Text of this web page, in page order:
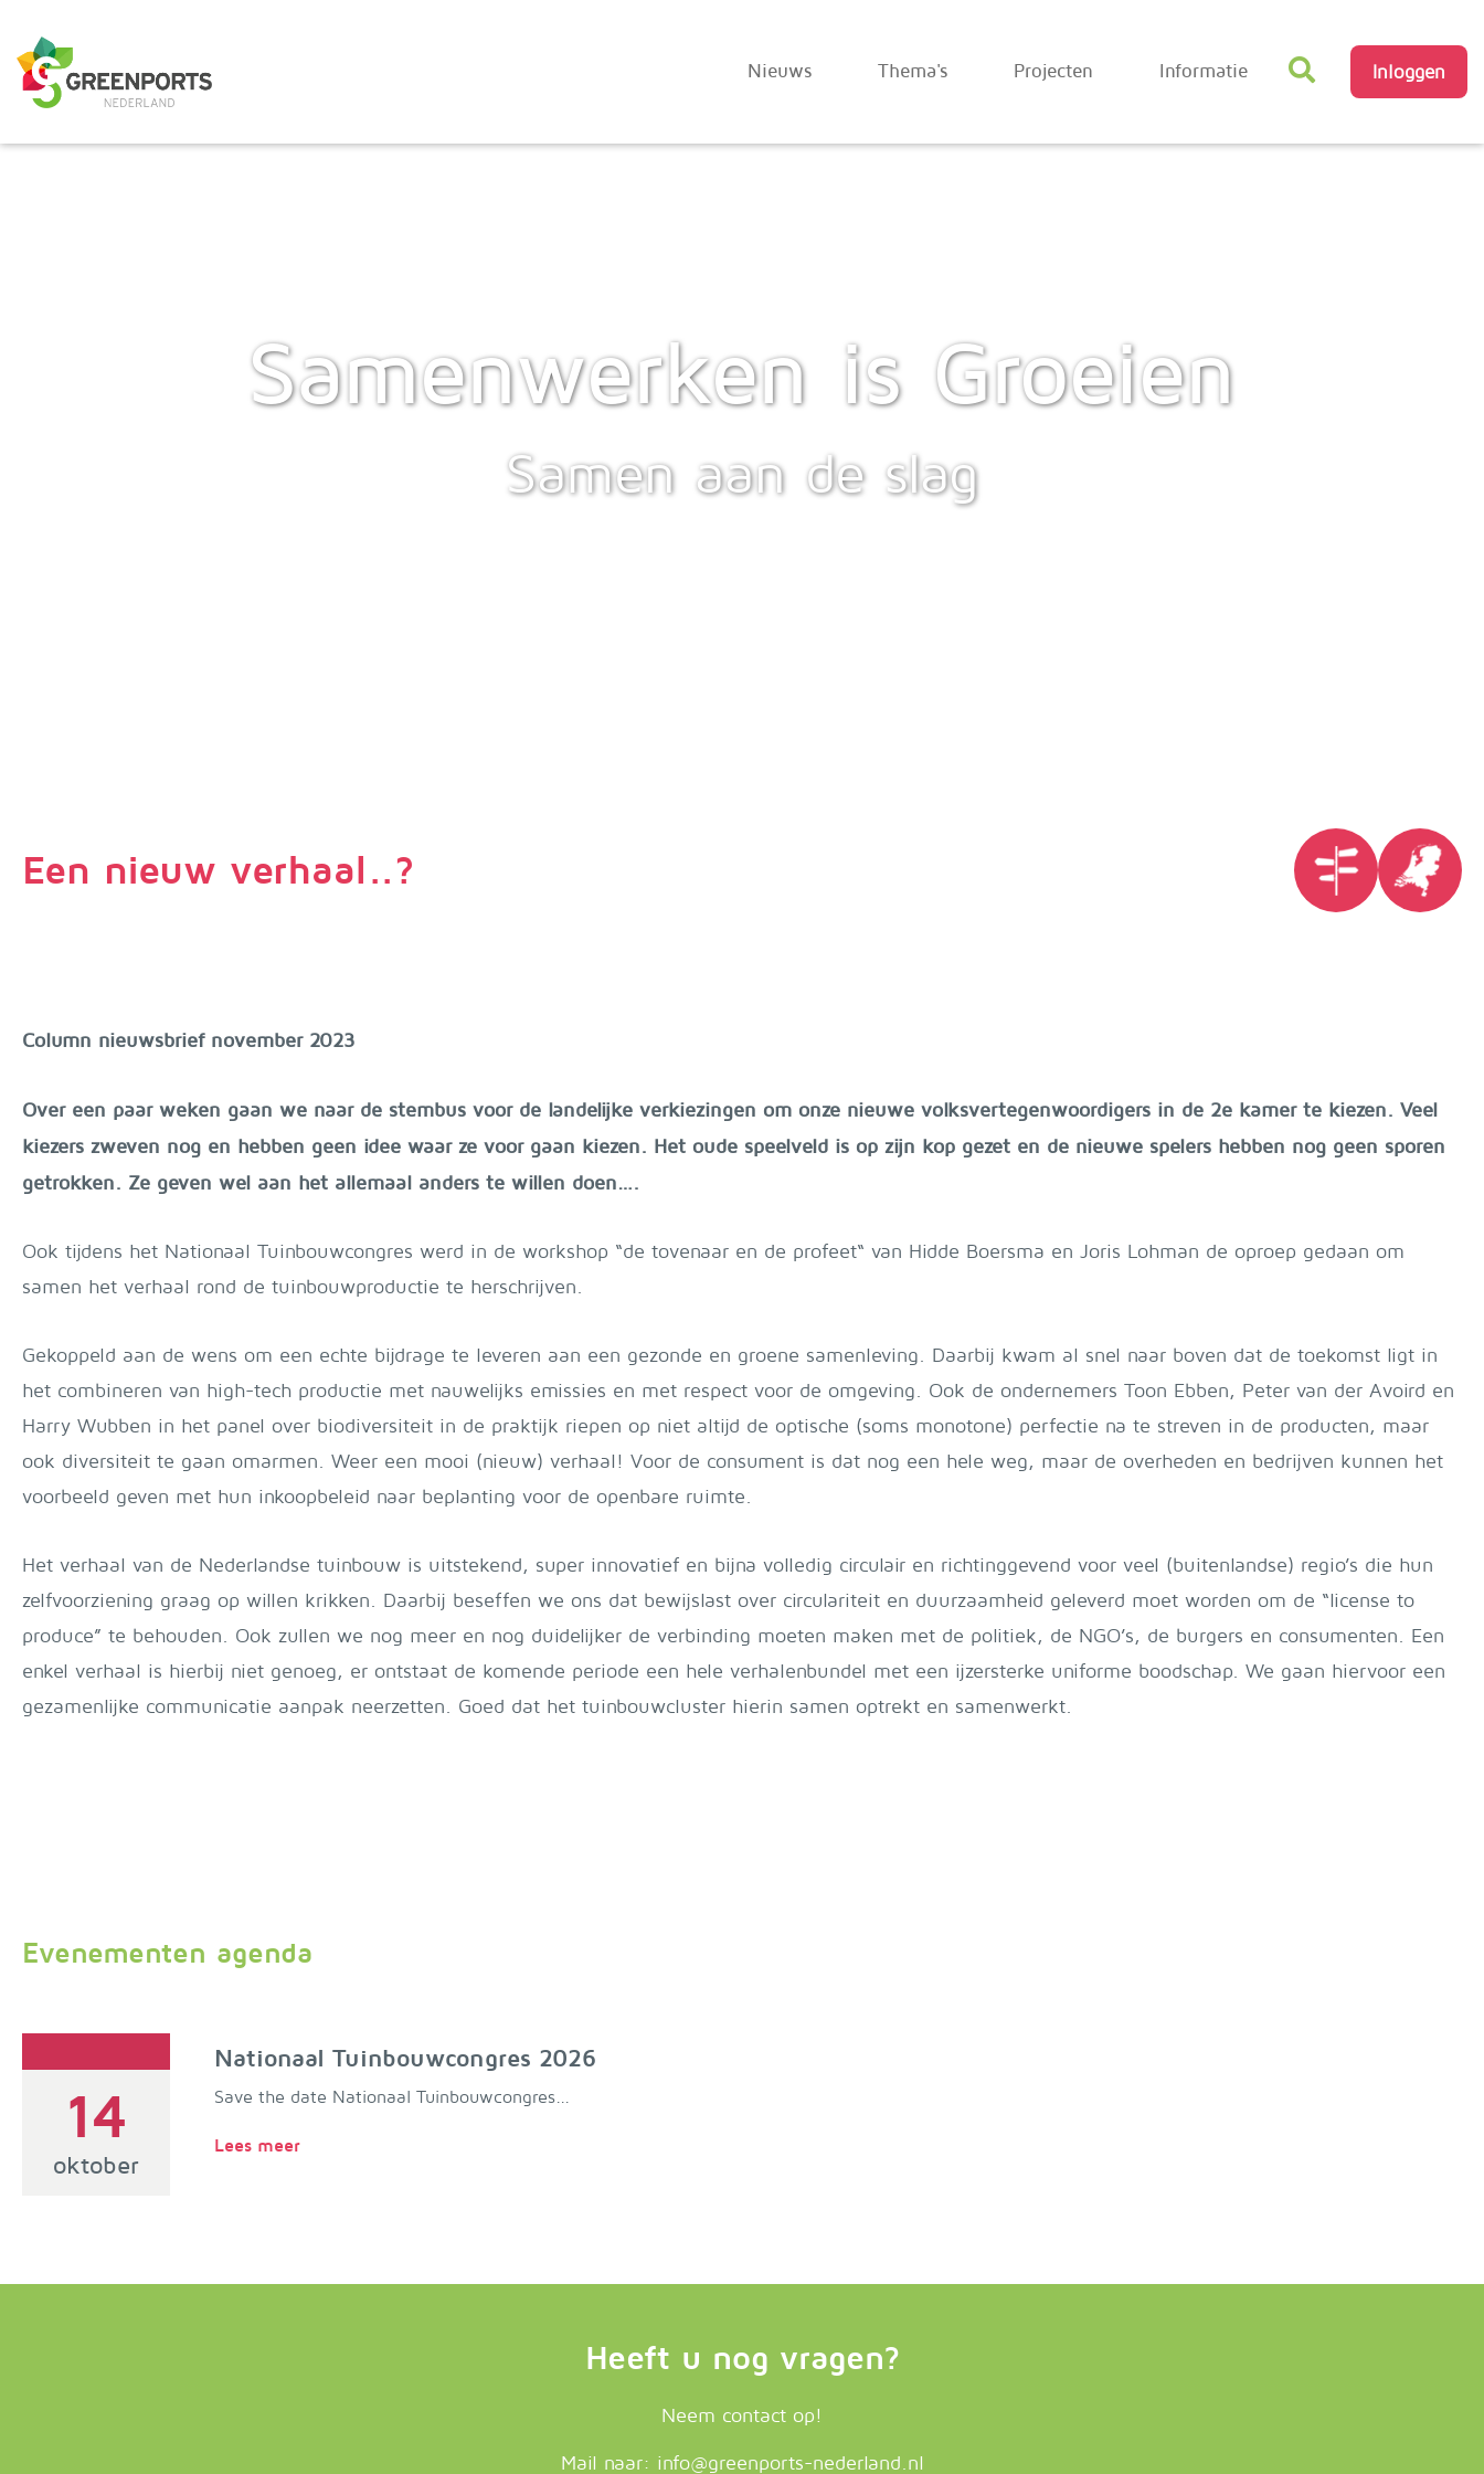
Nieuws Thema's Projecten Informatie Inloggen
Samenwerken is Groeien
Samen aan de slag
Een nieuw verhaal..?
Column nieuwsbrief november 2023
Over een paar weken gaan we naar de stembus voor de landelijke verkiezingen om onze nieuwe volksvertegenwoordigers in de 2e kamer te kiezen. Veel
kiezers zweven nog en hebben geen idee waar ze voor gaan kiezen. Het oude speelveld is op zijn kop gezet en de nieuwe spelers hebben nog geen sporen
getrokken. Ze geven wel aan het allemaal anders te willen doen….
Ook tijdens het Nationaal Tuinbouwcongres werd in de workshop “de tovenaar en de profeet“ van Hidde Boersma en Joris Lohman de oproep gedaan om
samen het verhaal rond de tuinbouwproductie te herschrijven.
Gekoppeld aan de wens om een echte bijdrage te leveren aan een gezonde en groene samenleving. Daarbij kwam al snel naar boven dat de toekomst ligt in
het combineren van high-tech productie met nauwelijks emissies en met respect voor de omgeving. Ook de ondernemers Toon Ebben, Peter van der Avoird en
Harry Wubben in het panel over biodiversiteit in de praktijk riepen op niet altijd de optische (soms monotone) perfectie na te streven in de producten, maar
ook diversiteit te gaan omarmen. Weer een mooi (nieuw) verhaal! Voor de consument is dat nog een hele weg, maar de overheden en bedrijven kunnen het
voorbeeld geven met hun inkoopbeleid naar beplanting voor de openbare ruimte.
Het verhaal van de Nederlandse tuinbouw is uitstekend, super innovatief en bijna volledig circulair en richtinggevend voor veel (buitenlandse) regio’s die hun
zelfvoorziening graag op willen krikken. Daarbij beseffen we ons dat bewijslast over circulariteit en duurzaamheid geleverd moet worden om de “license to
produce” te behouden. Ook zullen we nog meer en nog duidelijker de verbinding moeten maken met de politiek, de NGO’s, de burgers en consumenten. Een
enkel verhaal is hierbij niet genoeg, er ontstaat de komende periode een hele verhalenbundel met een ijzersterke uniforme boodschap. We gaan hiervoor een
gezamenlijke communicatie aanpak neerzetten. Goed dat het tuinbouwcluster hierin samen optrekt en samenwerkt.
Evenementen agenda
14
oktober
Nationaal Tuinbouwcongres 2026
Save the date Nationaal Tuinbouwcongres...
Lees meer
Heeft u nog vragen?
Neem contact op!
Mail naar: info@greenports-nederland.nl